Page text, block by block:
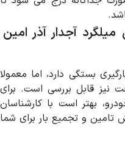
آجدار آذر امین
بستگی دارد، اما معمولا
قابل بررسی است. برای
بهتر است با کارشناسان
تامین و تجمیع بار برای شما